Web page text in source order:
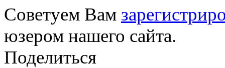
Советуем Вам
юзером нашего сайта.
Поделиться